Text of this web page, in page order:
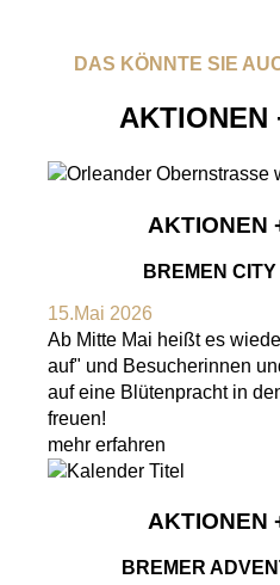
DAS KÖNNTE SIE
AKTIONEN
AKTIONEN
BREMEN
15.Mai 2026
Ab Mitte Mai heißt es
auf" und Besucherinnen
auf eine Blütenpracht in
freuen!
mehr erfahren
AKTIONEN
BREMER